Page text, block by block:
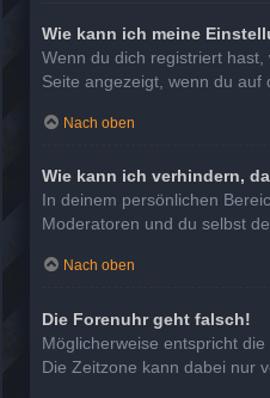
Wie kann ich meine
Wenn du dich registriert
Seite angezeigt, wenn du auf
Nach oben
Wie kann ich verhindern,
In deinem persönlichen
Moderatoren und du selbst
Nach oben
Die Forenuhr geht falsch!
Möglicherweise entspricht
Die Zeitzone kann dabei nur